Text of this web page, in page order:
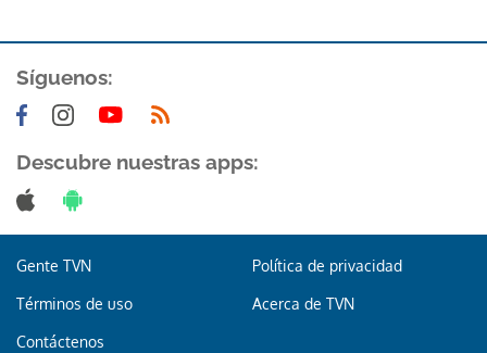
Síguenos:
Descubre nuestras apps:
Gente TVN Política de privacidad
Términos de uso Acerca de TVN
Contáctenos